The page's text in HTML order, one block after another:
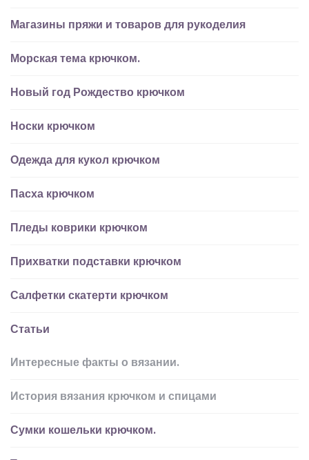
Магазины пряжи и товаров для рукоделия
Морская тема крючком.
Новый год Рождество крючком
Носки крючком
Одежда для кукол крючком
Пасха крючком
Пледы коврики крючком
Прихватки подставки крючком
Салфетки скатерти крючком
Статьи
Интересные факты о вязании.
История вязания крючком и спицами
Сумки кошельки крючком.